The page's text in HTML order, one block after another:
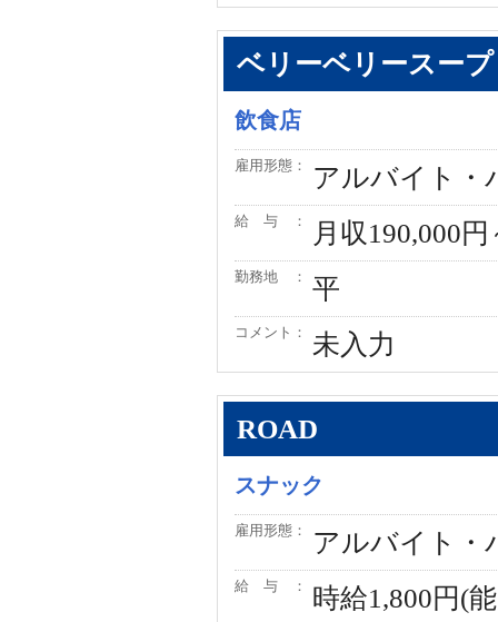
ベリーベリースー
飲食店
雇用形態： アルバイト・
給 与 ： 月収190,000
勤務地 ： 平
コメント： 未入力
ROAD
スナック
雇用形態： アルバイト・
給 与 ： 時給1,800円(